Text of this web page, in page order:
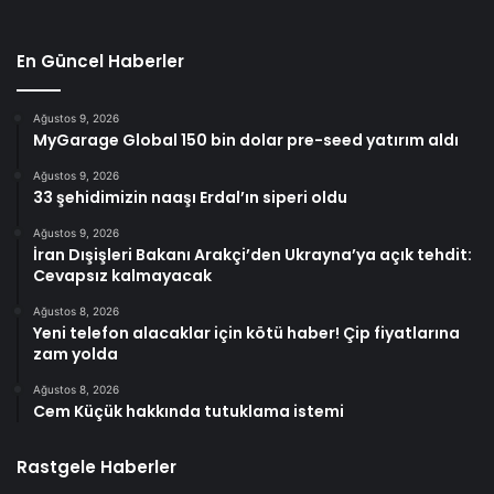
En Güncel Haberler
Ağustos 9, 2026
MyGarage Global 150 bin dolar pre-seed yatırım aldı
Ağustos 9, 2026
33 şehidimizin naaşı Erdal’ın siperi oldu
Ağustos 9, 2026
İran Dışişleri Bakanı Arakçi’den Ukrayna’ya açık tehdit:
Cevapsız kalmayacak
Ağustos 8, 2026
Yeni telefon alacaklar için kötü haber! Çip fiyatlarına
zam yolda
Ağustos 8, 2026
Cem Küçük hakkında tutuklama istemi
Rastgele Haberler